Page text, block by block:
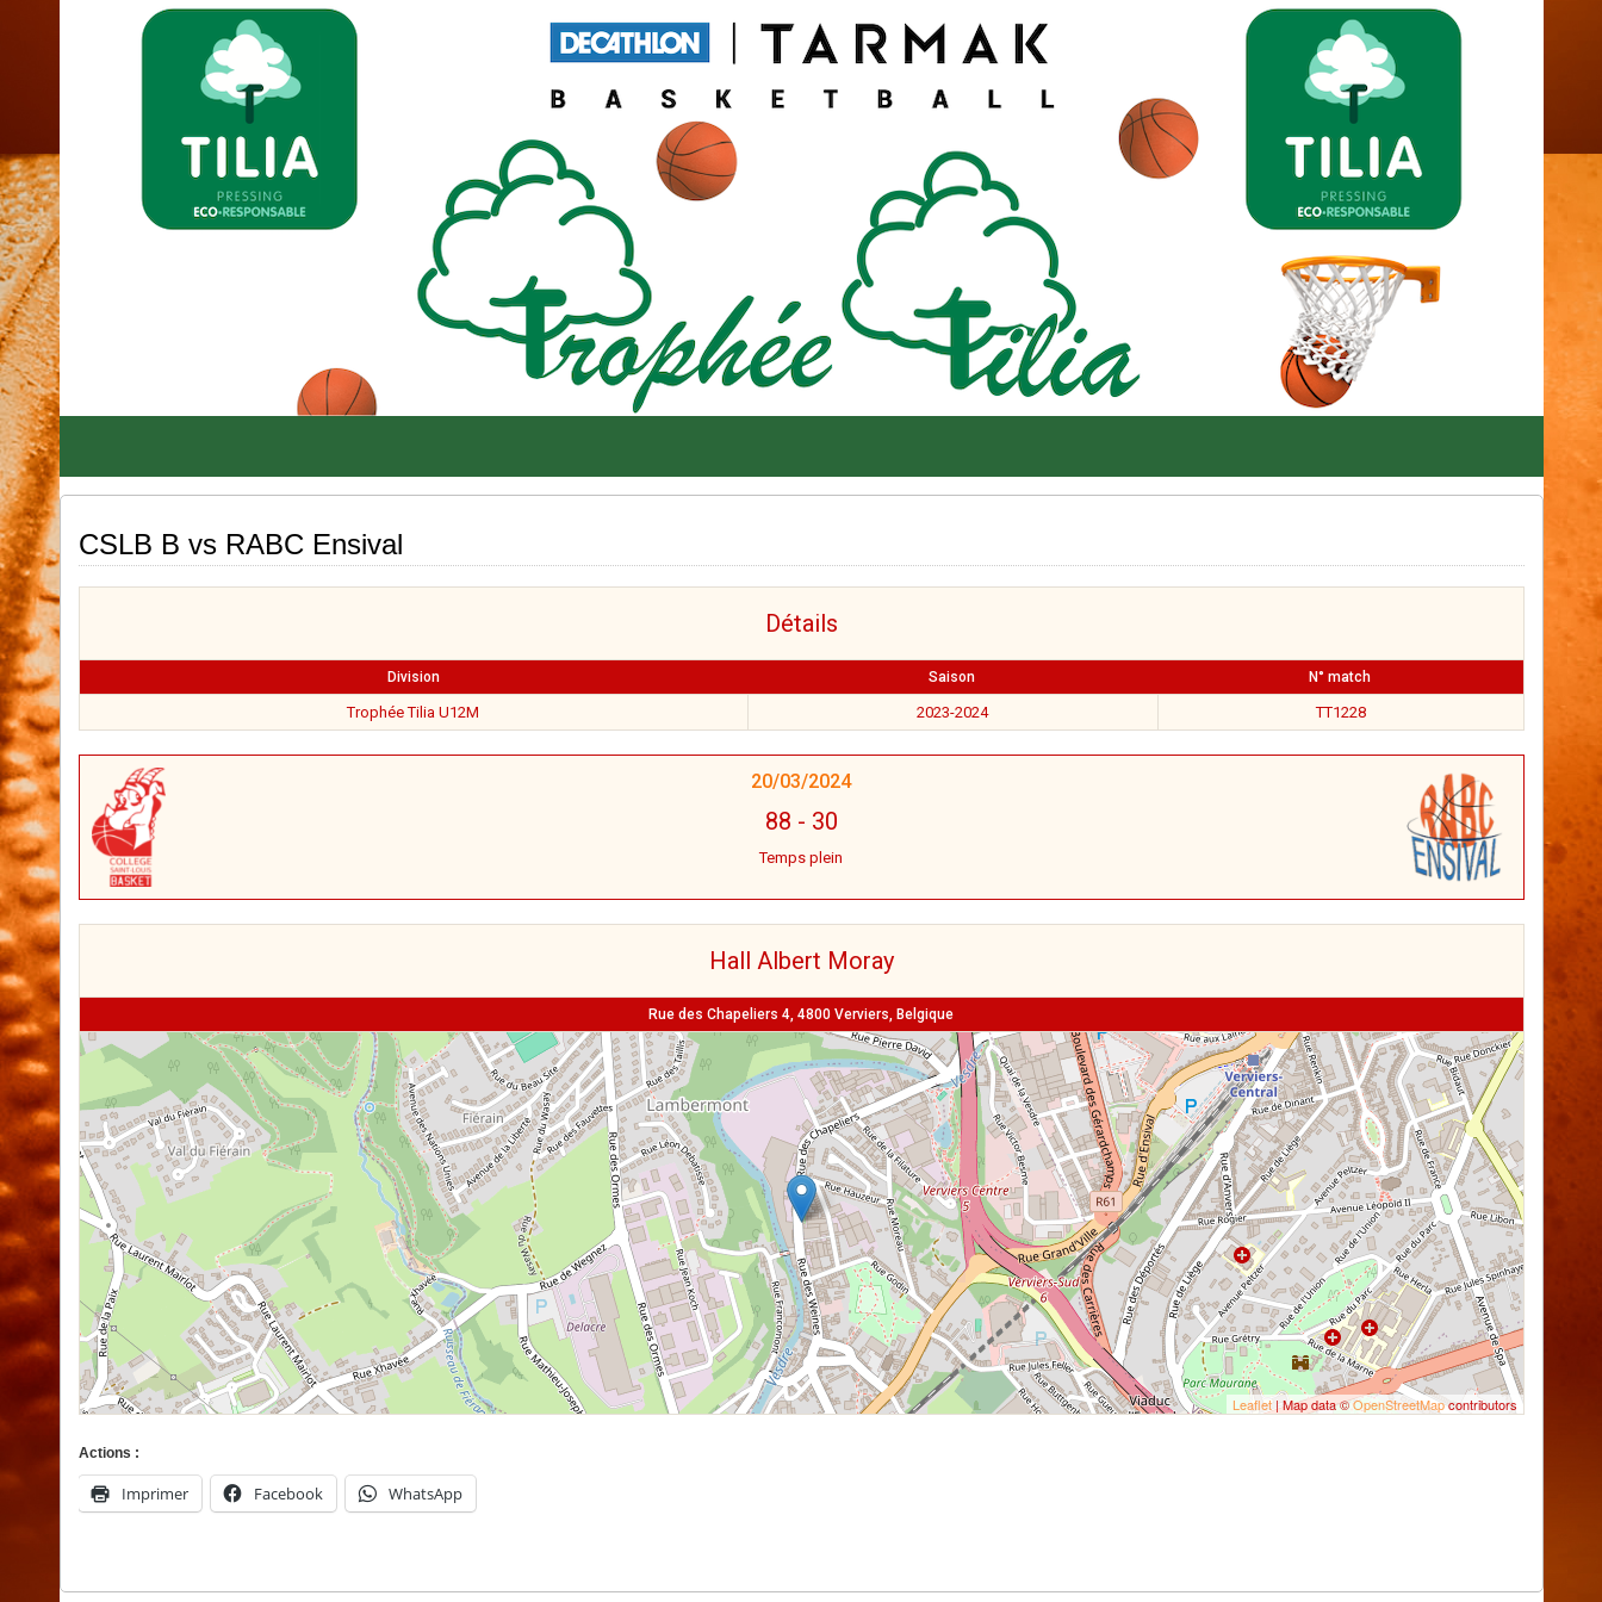
CSLB B vs RABC Ensival
Détails
Division Saison N° match
Trophée Tilia U12M 2023-2024 TT1228
20/03/2024
88 - 30
Temps plein
Hall Albert Moray
Rue des Chapeliers 4, 4800 Verviers, Belgique
Leaflet| Map data ©OpenStreetMapcontributors
Actions :
Imprimer Facebook WhatsApp